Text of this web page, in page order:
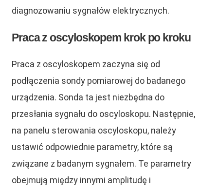
diagnozowaniu sygnałów elektrycznych.
Praca z oscyloskopem krok po kroku
Praca z oscyloskopem zaczyna się od
podłączenia sondy pomiarowej do badanego
urządzenia. Sonda ta jest niezbędna do
przesłania sygnału do oscyloskopu. Następnie,
na panelu sterowania oscyloskopu, należy
ustawić odpowiednie parametry, które są
związane z badanym sygnałem. Te parametry
obejmują między innymi amplitudę i